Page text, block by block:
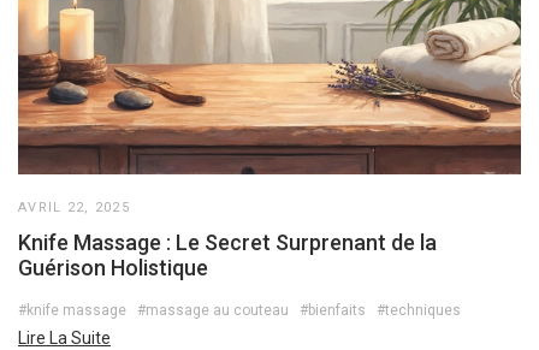
AVRIL 22, 2025
Knife Massage : Le Secret Surprenant de la
Guérison Holistique
#knife massage #massage au couteau #bienfaits #techniques
Lire La Suite